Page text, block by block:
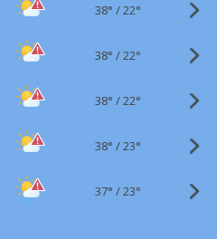
38° /22°
38° /22°
38° /22°
38° /23°
37° /23°